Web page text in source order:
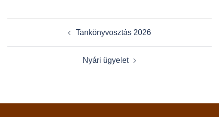
Tankönyvosztás 2026
Nyári ügyelet